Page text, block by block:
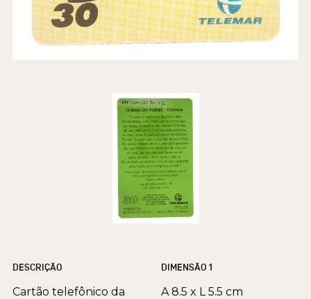
DESCRIÇÃO
Cartão telefônico da
DIMENSÃO 1
A 8.5 x L 5.5 cm